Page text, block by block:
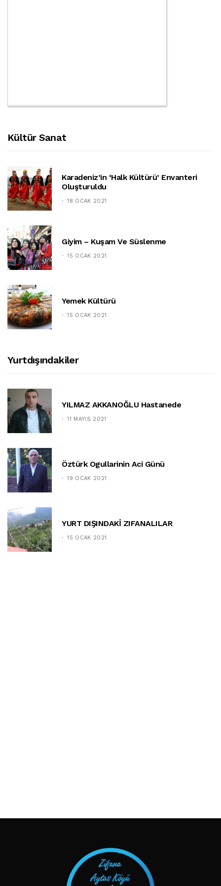
Kültür Sanat
Karadeniz’in ‘halk Kültürü’ Envanteri
Oluşturuldu
18 OCAK 2021
Giyim – Kuşam Ve Süslenme
15 OCAK 2021
Yemek Kültürü
15 OCAK 2021
Yurtdışındakiler
YILMAZ AKKANOĞLU Hastanede
11 MAYIS 2021
Öztürk Ogullarinin Aci Günü
19 OCAK 2021
YURT DIŞINDAKİ ZIFANALILAR
15 OCAK 2021
TAKIP ET